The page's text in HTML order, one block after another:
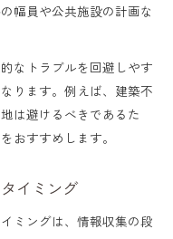
幅員や公共施設の計画な
なトラブルを回避しやす
ります。例えば、建築不
は避けるべきであるた
おすすめします。
イミング
ミングは、情報収集の段